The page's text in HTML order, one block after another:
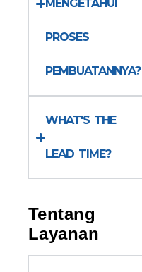
MENGETAHUI
PROSES
PEMBUATANNYA?
WHAT'S THE
LEAD TIME?
Tentang
Layanan